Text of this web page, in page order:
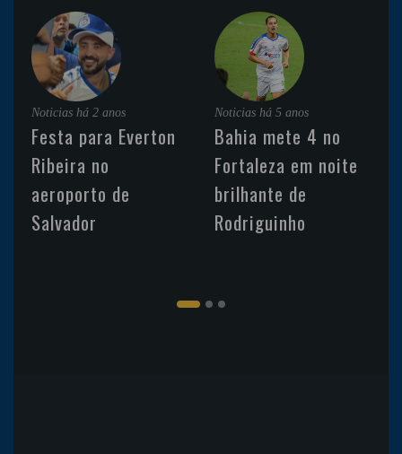
Noticias há 2 anos
Festa para Everton
Ribeira no
aeroporto de
Salvador
Noticias há 5 anos
Bahia mete 4 no
Fortaleza em noite
brilhante de
Rodriguinho